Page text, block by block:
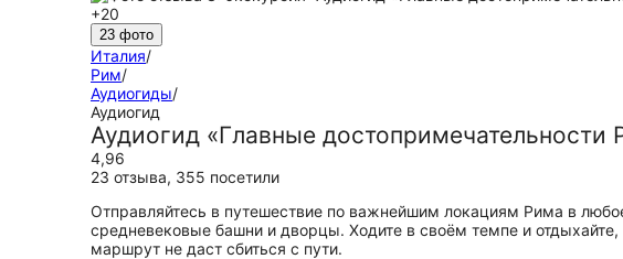
+20
23 фото
Италия/
Рим/
Аудиогиды/
Аудиогид
Аудиогид «Главные достопримечательности
4,96
23 отзыва, 355 посетили
Отправляйтесь в путешествие по важнейшим локациям Рима в
средневековые башни и дворцы. Ходите в своём темпе и
маршрут не даст сбиться с пути.